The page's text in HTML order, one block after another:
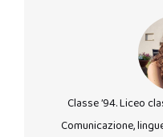
Classe ’94. Liceo
Comunicazione,